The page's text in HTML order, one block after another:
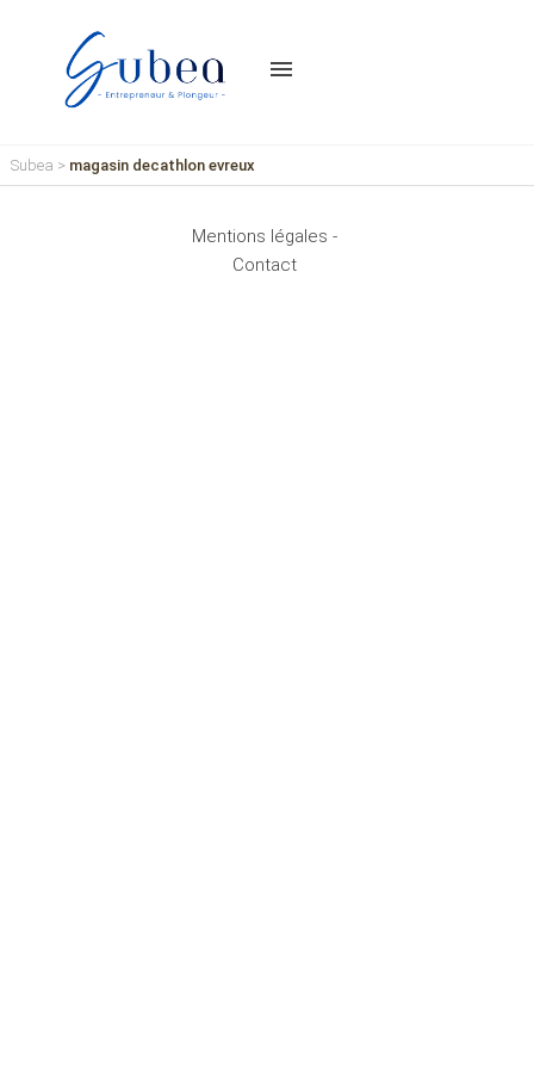
menu
Subea > magasin decathlon evreux
Mentions légales -
Contact